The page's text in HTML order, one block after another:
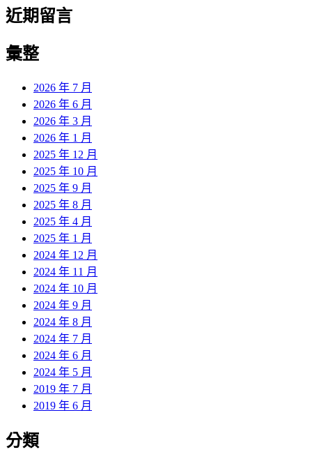
近期留言
彙整
2026 年 7 月
2026 年 6 月
2026 年 3 月
2026 年 1 月
2025 年 12 月
2025 年 10 月
2025 年 9 月
2025 年 8 月
2025 年 4 月
2025 年 1 月
2024 年 12 月
2024 年 11 月
2024 年 10 月
2024 年 9 月
2024 年 8 月
2024 年 7 月
2024 年 6 月
2024 年 5 月
2019 年 7 月
2019 年 6 月
分類